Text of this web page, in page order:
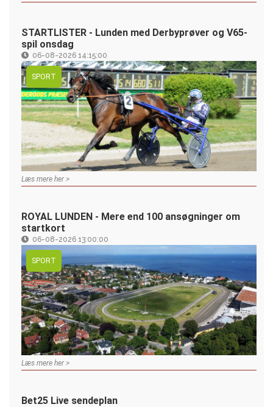
STARTLISTER - Lunden med Derbyprøver og V65-
spil onsdag
06-08-2026 14:15:00
SPORT
Læs mere her >
ROYAL LUNDEN - Mere end 100 ansøgninger om
startkort
06-08-2026 13:00:00
SPORT
Læs mere her >
Bet25 Live sendeplan